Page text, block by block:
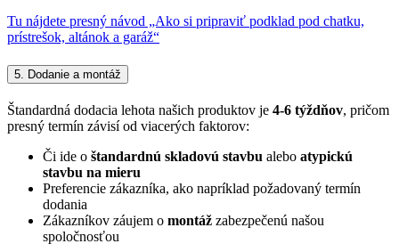
Tu nájdete presný návod „Ako si pripraviť podklad pod chatku,
prístrešok, altánok a garáž“
5. Dodanie a montáž
Štandardná dodacia lehota našich produktov je 4-6 týždňov, pričom
presný termín závisí od viacerých faktorov:
Či ide o štandardnú skladovú stavbu alebo atypickú
stavbu na mieru
Preferencie zákazníka, ako napríklad požadovaný termín
dodania
Zákazníkov záujem o montáž zabezpečenú našou
spoločnosťou